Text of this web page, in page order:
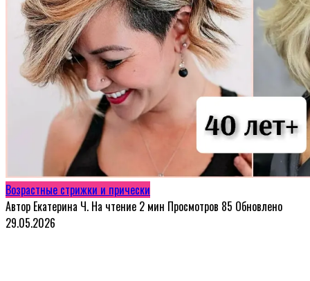
Возрастные стрижки и прически
Автор Екатерина Ч. На чтение 2 мин Просмотров 85 Обновлено
29.05.2026